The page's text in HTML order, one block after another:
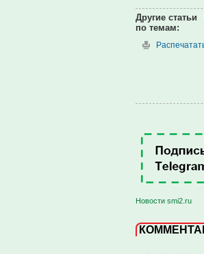
Другие статьи
по темам:
Новости smi2.ru